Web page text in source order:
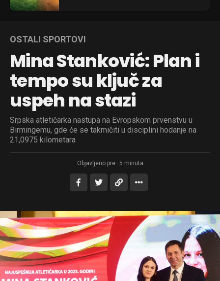
OSTALI SPORTOVI
Mina Stanković: Plan i
tempo su ključ za
uspeh na stazi
Srpska atletičarka nastupa na Evropskom prvenstvu u
Birmingemu, gde će se takmičiti u disciplini hodanje na
21,0975 kilometara
Objavljeno pre: 5 minuta